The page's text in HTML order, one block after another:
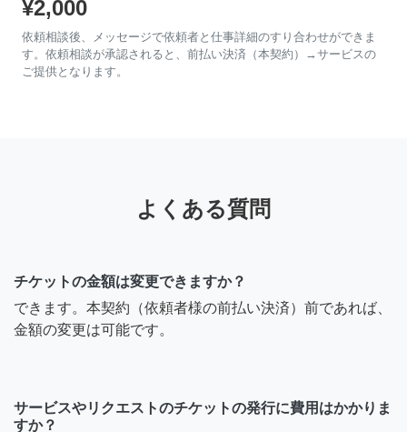
¥2,000
依頼相談後、メッセージで依頼者と仕事詳細のすり合わせができま
す。依頼相談が承認されると、前払い決済（本契約）→サービスの
ご提供となります。
よくある質問
チケットの金額は変更できますか？
できます。本契約（依頼者様の前払い決済）前であれば、
金額の変更は可能です。
サービスやリクエストのチケットの発行に費用はかかりま
すか？